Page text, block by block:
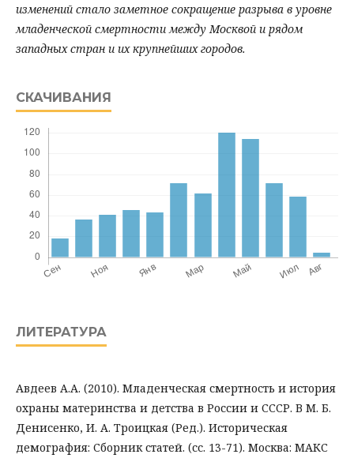
изменений стало заметное сокращение разрыва в уровне
младенческой смертности между Москвой и рядом
западных стран и их крупнейших городов.
СКАЧИВАНИЯ
ЛИТЕРАТУРА
Авдеев А.А. (2010). Младенческая смертность и история
охраны материнства и детства в России и СССР. В М. Б.
Денисенко, И. А. Троицкая (Ред.). Историческая
демография: Сборник статей. (сс. 13-71). Москва: МАКС